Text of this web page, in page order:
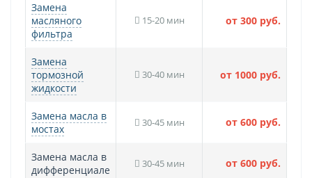
Замена
масляного
фильтра
15-20 мин от 300 руб.
Замена
тормозной
жидкости
30-40 мин от 1000 руб.
Замена масла в
мостах
30-45 мин от 600 руб.
Замена масла в
дифференциале
30-45 мин от 600 руб.